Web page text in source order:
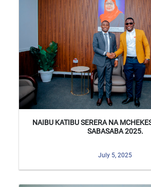
NAIBU KATIBU SERERA NA
SABASABA 2025.
July 5, 2025